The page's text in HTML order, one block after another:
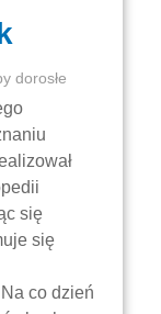
dorosłe
się
się
co dzień